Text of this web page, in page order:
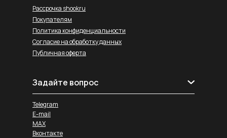
Рассрочка shookru
Покупателям
Политика конфиденциальности
Согласие на обработку данных
Публичная оферта
Задайте вопрос
Telegram
E-mail
MAX
Вконтакте